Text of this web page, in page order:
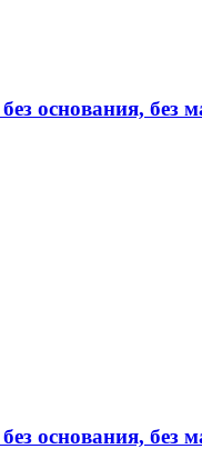
основания, без
основания, без